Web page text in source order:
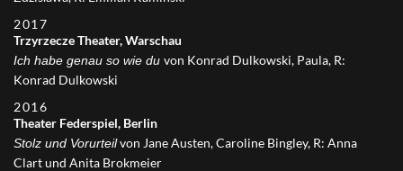
2017
Trzyrzecze Theater, Warschau
Ich habe genau so wie du von Konrad Dulkowski, Paula, R:
Konrad Dulkowski
2016
Theater Federspiel, Berlin
Stolz und Vorurteilvon Jane Austen, Caroline Bingley, R: Anna
Clart und Anita Brokmeier